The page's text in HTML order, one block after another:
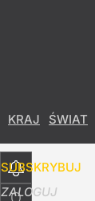
KRAJ ŚWIAT
SUBSKRYBUJ
ZALOGUJ